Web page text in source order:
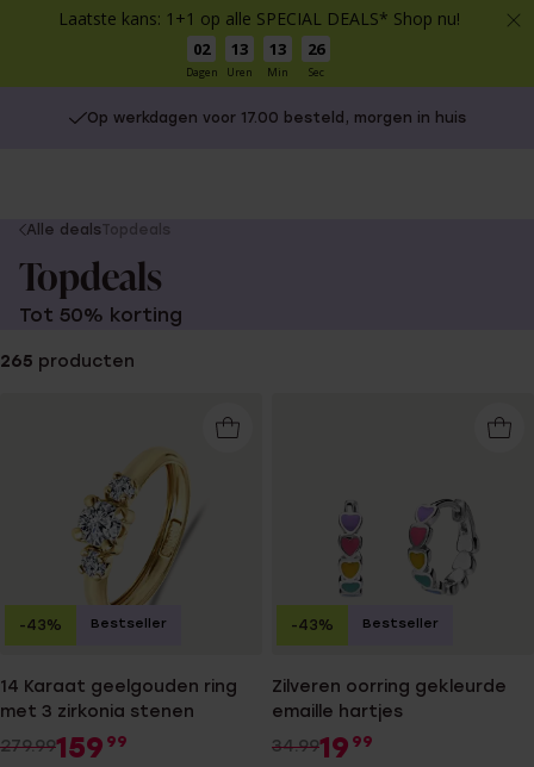
Laatste kans: 1+1 op alle SPECIAL DEALS* Shop nu!
02
Dagen
13
Uren
13
Min
25
Sec
Op werkdagen voor 17.00 besteld, morgen in huis
Gratis verzending vanaf €49
You
are
here:
Alle dealsTopdeals
Topdeals
Tot 50% korting
265 producten
14 Karaat geelgouden ring
met 3 zirkonia stenen
279.99159 99
-43% Bestseller
Zilveren oorring gekleurde
emaille hartjes
34.9919 99
-43% Bestseller